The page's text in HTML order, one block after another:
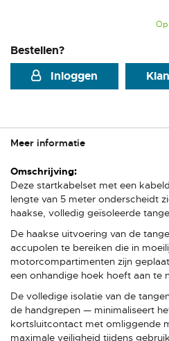
Bestellen?
Inloggen
Meer informatie
Meer
informatie
Deze startkabelset met een
lengte van 5 meter onderscheidt
haakse, volledig geïsoleerde
De haakse uitvoering van de
accupolen te bereiken die in
motorcompartimenten zijn
een onhandige hoek hoeft aan te
De volledige isolatie van de
de handgrepen — minimaliseert
kortsluitcontact met omliggende
maximale veiligheid tijdens